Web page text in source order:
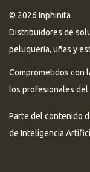
© 2026 Inphinita
Distribuidores de
peluquería, uñas y
Comprometidos con
los profesionales del
Parte del contenido
de Inteligencia